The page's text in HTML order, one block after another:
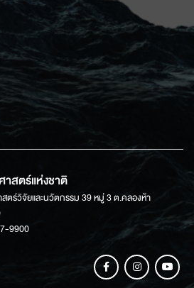
สตร์แห่งชาติ
ตร์วิจัยและนวัตกรรม 39 หมู่ 3 ต.คลองห้า
9900